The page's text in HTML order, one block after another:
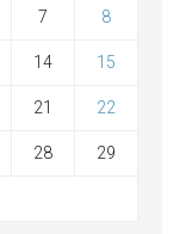
7 8
14 15
21 22
28 29